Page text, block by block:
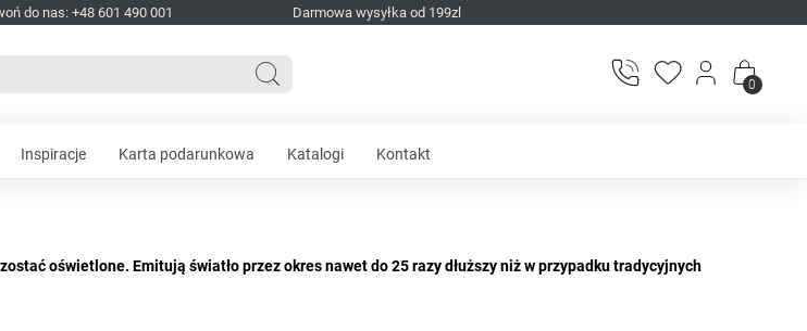
do nas: +48 601 490 001 Darmowa wysyłka od 199zl
0
Inspiracje Karta podarunkowa Katalogi Kontakt
oświetlone. Emitują światło przez okres nawet do 25 razy dłuższy niż w przypadku tradycyjnych
światła przyjemnego dla oczu.
gwint) oraz parametry techniczne, oferujemy na naszej stronie internetowej Azzardo.